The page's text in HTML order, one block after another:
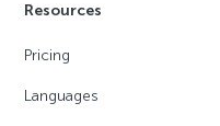
Resources
Pricing
Languages